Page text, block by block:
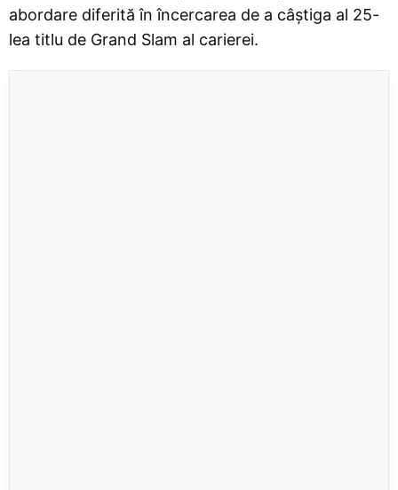
abordare diferită în încercarea de a câștiga al 25-
lea titlu de Grand Slam al carierei.